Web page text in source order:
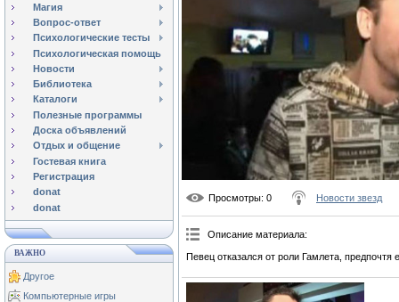
Магия
Вопрос-ответ
Психологические тесты
Психологическая помощь
Новости
Библиотека
Каталоги
Полезные программы
Доска объявлений
Отдых и общение
Гостевая книга
Регистрация
donat
donat
ВАЖНО
Другое
Компьютерные игры
Просмотры: 0 Новости звезд
Описание материала:
Певец отказался от роли Гамлета, предпочтя